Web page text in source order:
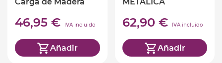
46,95 € IVA incluido
Añadir
62,90 € IVA incluido
Añadir